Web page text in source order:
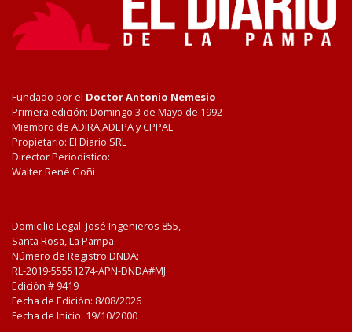
Fundado por el Doctor Antonio Nemesio
Primera edición: Domingo 3 de Mayo de 1992
Miembro de ADIRA,ADEPA y CPPAL
Propietario: El Diario SRL
Director Periodístico:
Walter René Goñi
Domicilio Legal: José Ingenieros 855,
Santa Rosa, La Pampa.
Número de Registro DNDA:
RL-2019-55551274-APN-DNDA#MJ
Edición # 9419
Fecha de Edición: 8/08/2026
Fecha de Inicio: 19/10/2000